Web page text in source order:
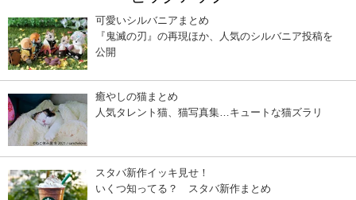
可愛いシルバニアまとめ
『鬼滅の刃』の再現ほか、人気のシルバニア投稿を
公開
癒やしの猫まとめ
人気タレント猫、猫写真集…キュートな猫ズラリ
スタバ新作イッキ見せ！
いくつ知ってる？ スタバ新作まとめ